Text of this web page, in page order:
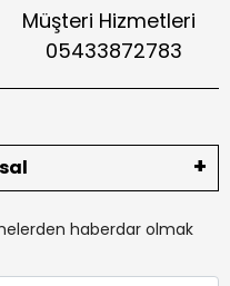
Müşteri Hizmetleri
05433872783
haberdar olmak